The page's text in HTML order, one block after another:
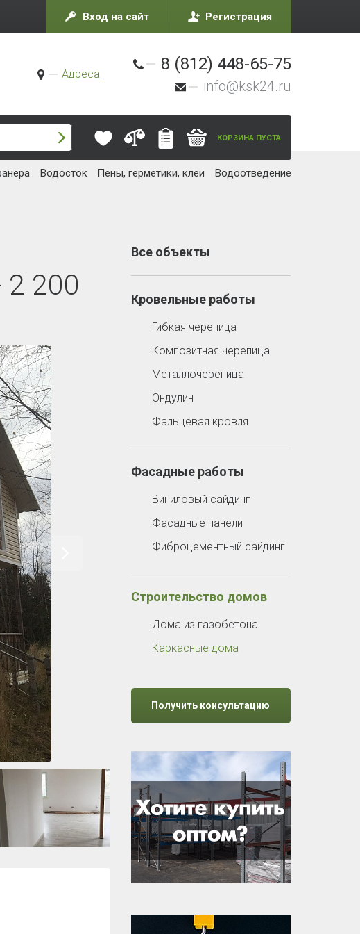
Вход на сайт Регистрация
Адреса
8 (812) 448-65-75
info@ksk24.ru
КОРЗИНА ПУСТА
Водосток Пены, герметики, клеи Водоотведение
200
Все объекты
Кровельные работы
Гибкая черепица
Композитная черепица
Металлочерепица
Ондулин
Фальцевая кровля
Фасадные работы
Виниловый сайдинг
Фасадные панели
Фиброцементный сайдинг
Строительство домов
Дома из газобетона
Каркасные дома
Получить консультацию